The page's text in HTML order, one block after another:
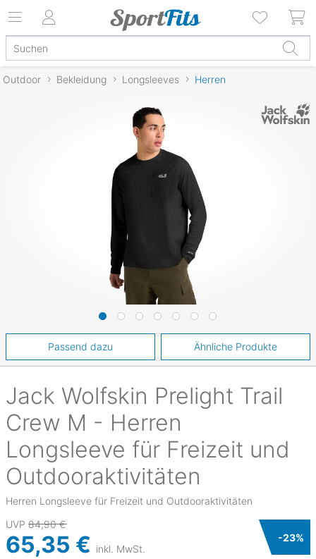
Outdoor Bekleidung Longsleeves Herren
Jack Wolfskin Prelight Trail
Crew M - Herren
Longsleeve für Freizeit und
Outdooraktivitäten
Herren Longsleeve für Freizeit und Outdooraktivitäten
UVP 84,90 €
65,35 € inkl. MwSt.
-23%
Passend dazu Ähnliche Produkte